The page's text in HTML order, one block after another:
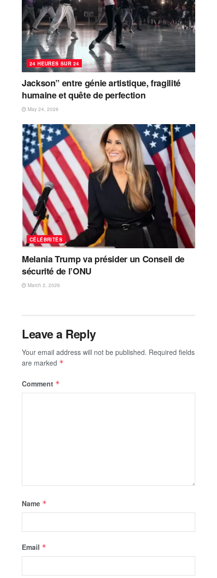
24 HEURES SUR 24
Jackson” entre génie artistique, fragilité
humaine et quête de perfection
May 24, 2026
CÉLÉBRITÉS
Melania Trump va présider un Conseil de
sécurité de l’ONU
March 2, 2026
Leave a Reply
Your email address will not be published. Required fields
are marked *
Comment *
Name *
Email *